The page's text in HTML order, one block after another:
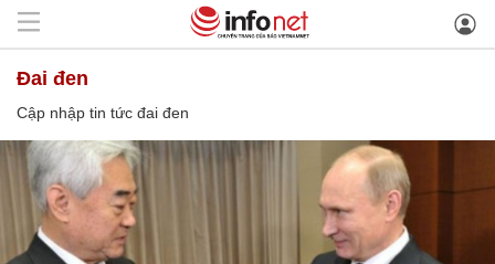
đai đen
Cập nhập tin tức đai đen